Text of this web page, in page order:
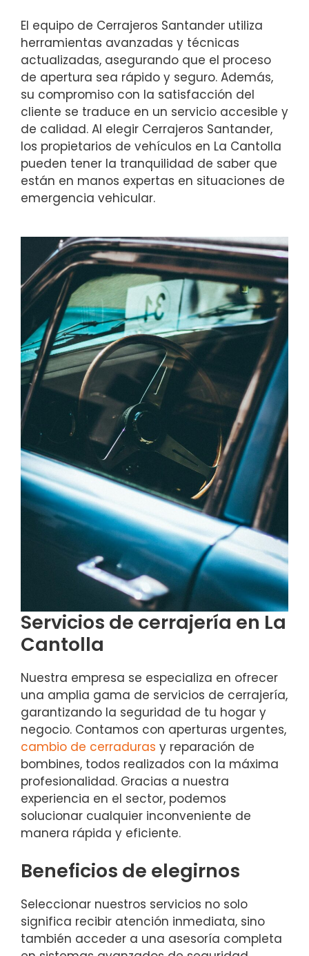
El equipo de Cerrajeros Santander utiliza
herramientas avanzadas y técnicas
actualizadas, asegurando que el proceso
de apertura sea rápido y seguro. Además,
su compromiso con la satisfacción del
cliente se traduce en un servicio accesible y
de calidad. Al elegir Cerrajeros Santander,
los propietarios de vehículos en La Cantolla
pueden tener la tranquilidad de saber que
están en manos expertas en situaciones de
emergencia vehicular.
Servicios de cerrajería en La
Cantolla
Nuestra empresa se especializa en ofrecer
una amplia gama de servicios de cerrajería,
garantizando la seguridad de tu hogar y
negocio. Contamos con aperturas urgentes,
cambio de cerraduras y reparación de
bombines, todos realizados con la máxima
profesionalidad. Gracias a nuestra
experiencia en el sector, podemos
solucionar cualquier inconveniente de
manera rápida y eficiente.
Beneficios de elegirnos
Seleccionar nuestros servicios no solo
significa recibir atención inmediata, sino
también acceder a una asesoría completa